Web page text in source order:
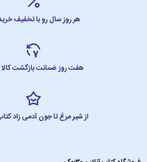
هر روز سال رو با تخفیف
هفت روز ضمانت بازگشت کالا
از شیر مرغ تا جون آدمی زاد